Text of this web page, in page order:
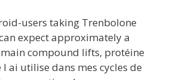
users taking Trenbolone
expect approximately a
compound lifts, protéine
ai utilise dans mes cycles de